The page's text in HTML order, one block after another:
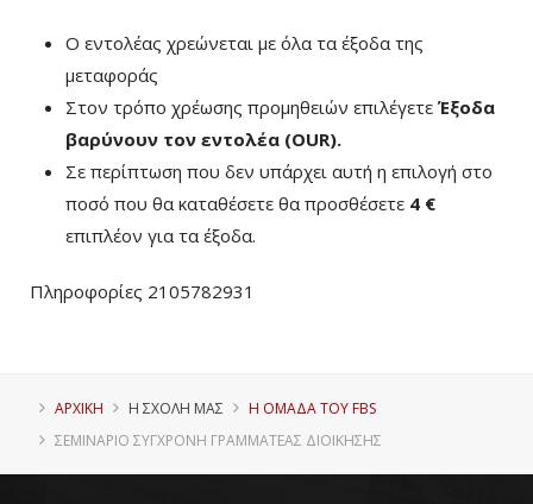
Ο εντολέας χρεώνεται με όλα τα έξοδα της
μεταφοράς
Στον τρόπο χρέωσης προμηθειών επιλέγετε Έξοδα
βαρύνουν τον εντολέα (ΟUR).
Σε περίπτωση που δεν υπάρχει αυτή η επιλογή στο
ποσό που θα καταθέσετε θα προσθέσετε 4 €
επιπλέον για τα έξοδα.
Πληροφορίες 2105782931
ΑΡΧΙΚΗ Η ΣΧΟΛΗ ΜΑΣ
Η ΟΜΑΔΑ ΤΟΥ FBS
ΣΕΜΙΝΆΡΙΟ ΣΎΓΧΡΟΝΗ ΓΡΑΜΜΑΤΈΑΣ ΔΙΟΊΚΗΣΗΣ